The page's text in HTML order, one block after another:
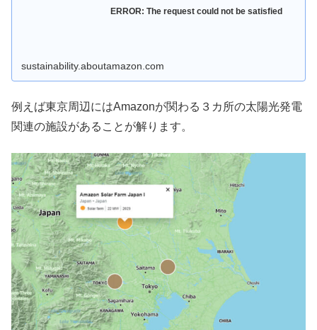
ERROR: The request could not be satisfied
sustainability.aboutamazon.com
例えば東京周辺にはAmazonが関わる３カ所の太陽光発電
関連の施設があることが解ります。